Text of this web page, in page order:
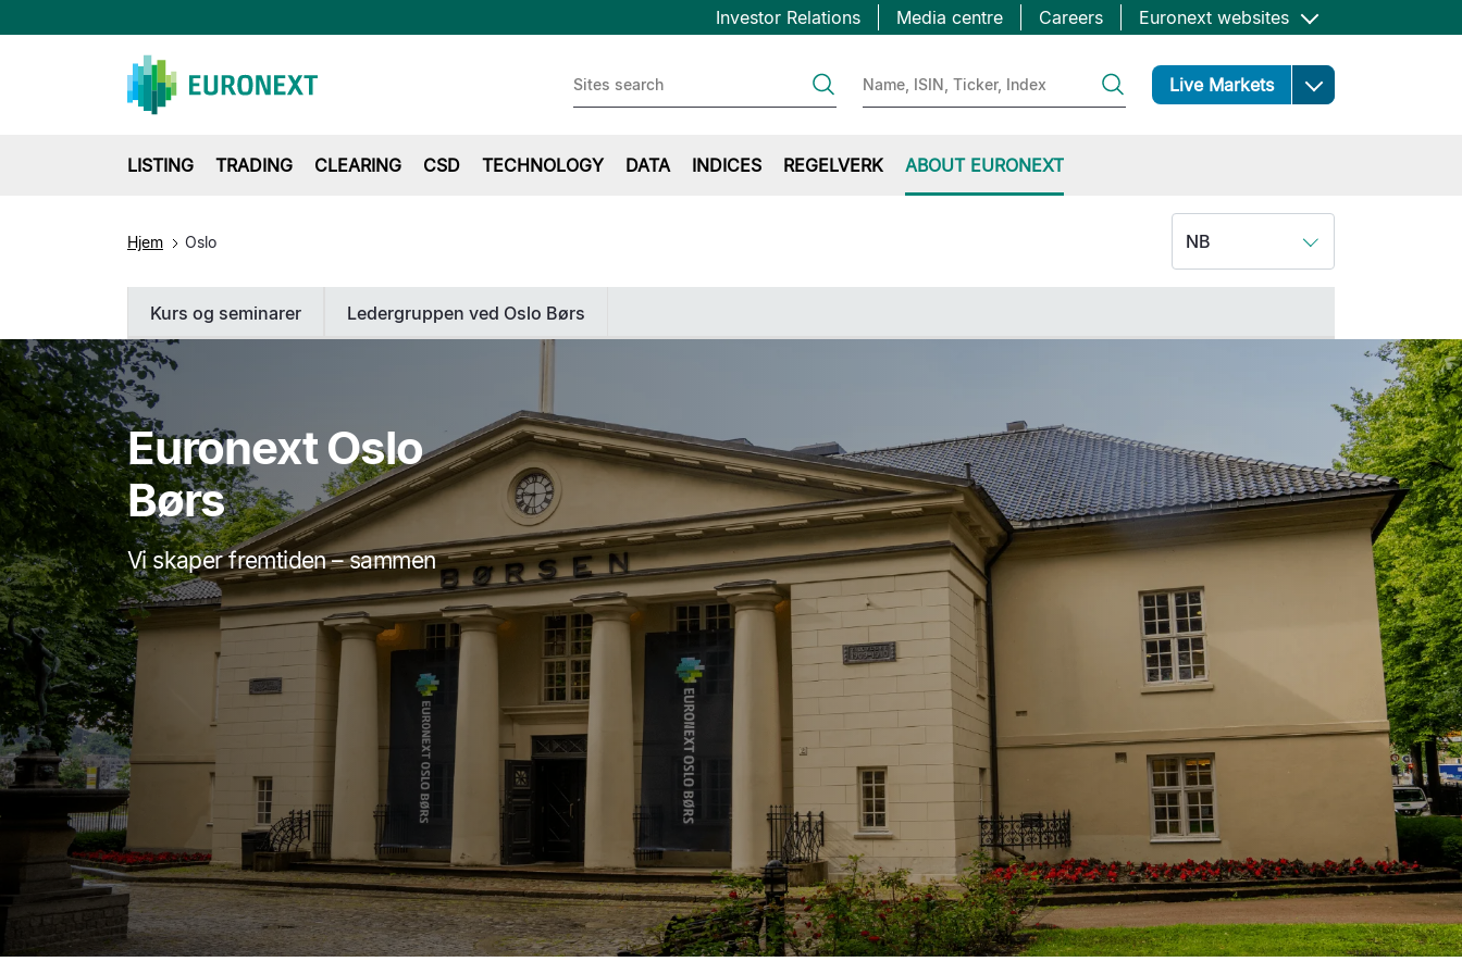
Hopp
til
Topbar
Investor Relations Media centre Careers Euronext websites
Live Markets Open
LISTING TRADING CLEARING CSD TECHNOLOGY DATA INDICES REGELVERK ABOUT EURONEXT
Hjem Oslo NB
Kurs og seminarer Ledergruppen ved Oslo Børs
Euronext Oslo
Børs
Vi skaper fremtiden – sammen